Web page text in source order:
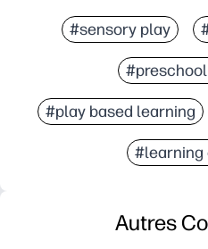
#sensory play
#play based learning
#learning
Autres